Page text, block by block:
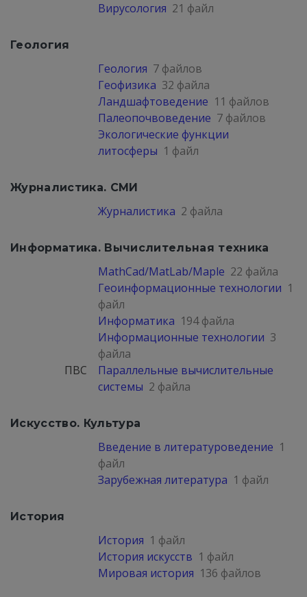
Вирусология 21 файл
Геология
Геология 7 файлов
Геофизика 32 файла
Ландшафтоведение 11 файлов
Палеопочвоведение 7 файлов
Экологические функции
литосферы 1 файл
Журналистика. СМИ
Журналистика 2 файла
Информатика. Вычислительная техника
MathCad/MatLab/Maple 22 файла
Геоинформационные технологии 1
файл
Информатика 194 файла
Информационные технологии 3
файла
ПВС
Параллельные вычислительные
системы 2 файла
Искусство. Культура
Введение в литературоведение 1
файл
Зарубежная литература 1 файл
История
История 1 файл
История искусств 1 файл
Мировая история 136 файлов